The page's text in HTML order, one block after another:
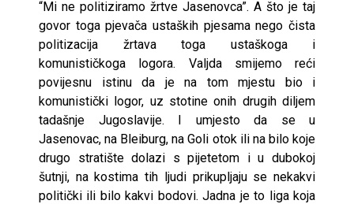
“Mi ne politiziramo žrtve Jasenovca”. A što je taj
govor toga pjevača ustaških pjesama nego čista
politizacija žrtava toga ustaškoga i
komunističkoga logora. Valjda smijemo reći
povijesnu istinu da je na tom mjestu bio i
komunistički logor, uz stotine onih drugih diljem
tadašnje Jugoslavije. I umjesto da se u
Jasenovac, na Bleiburg, na Goli otok ili na bilo koje
drugo stratište dolazi s pijetetom i u dubokoj
šutnji, na kostima tih ljudi prikupljaju se nekakvi
politički ili bilo kakvi bodovi. Jadna je to liga koja